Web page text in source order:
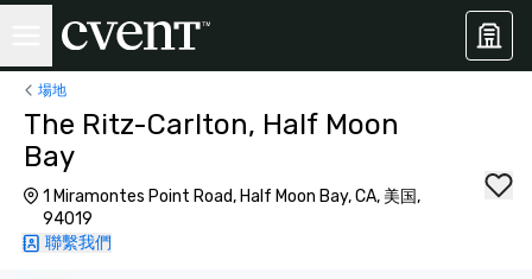
場地
The Ritz-Carlton, Half Moon
Bay
1 Miramontes Point Road, Half Moon Bay, CA, 美国,
94019
聯繫我們